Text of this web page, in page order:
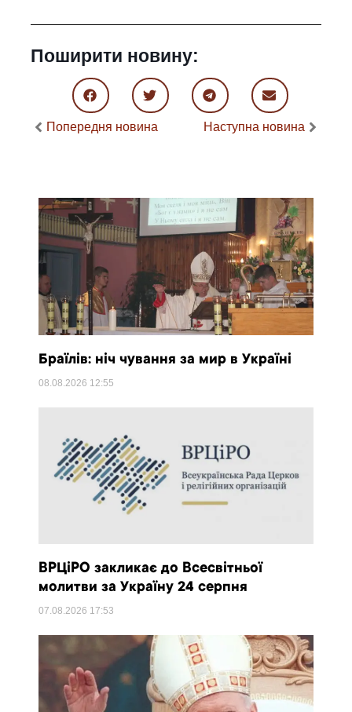
Поширити новину:
Попередня новина Наступна новина
Браїлів: ніч чування за мир в Україні
08.08.2026 12:55
ВРЦіРО закликає до Всесвітньої
молитви за Україну 24 серпня
07.08.2026 17:53